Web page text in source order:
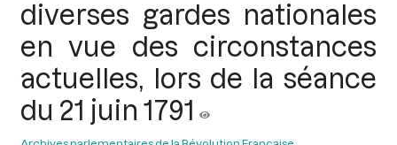
diverses gardes nationales
en vue des circonstances
actuelles, lors de la séance
du 21 juin 1791